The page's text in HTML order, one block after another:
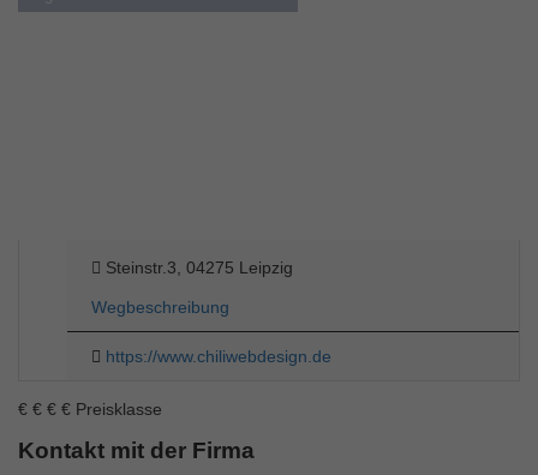
Steinstr.3, 04275 Leipzig
Wegbeschreibung
https://www.chiliwebdesign.de
€ € € € Preisklasse
Kontakt mit der Firma